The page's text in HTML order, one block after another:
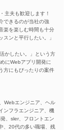
主夫も歓迎します！
できるのが当社の強
楽を楽しむ時間も十分
ンと平行したい。」
かしたい。」という方
にWebアプリ開発に
方にもぴったりの案件
Webエンジニア、ヘル
ンフラエンジニア、機
、sler、フロントエン
、20代の多い職場、残